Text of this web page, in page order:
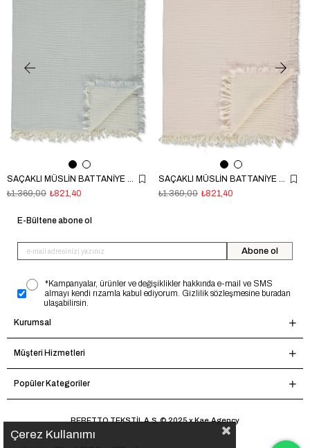
SAÇAKLI MÜSLİN BATTANİYE (ÇİFT TARAFLI) MAVİ
₺821,40
₺1.369,00
SAÇAKLI MÜSLİN BATTANİYE (ÇİFT TARAFLI) SOMON
₺821,40
₺1.369,00
E-Bültene abone ol
Abone ol
*Kampanyalar, ürünler ve değişiklikler hakkında e-mail ve SMS
almayı kendi rızamla kabul ediyorum. Gizlilik sözleşmesine buradan
ulaşabilirsin.
Kurumsal
Müşteri Hizmetleri
Popüler Kategoriler
BEBETTO TEKSTİL A.Ş. © 2025 x Kae.Agency
Çerez Kullanımı